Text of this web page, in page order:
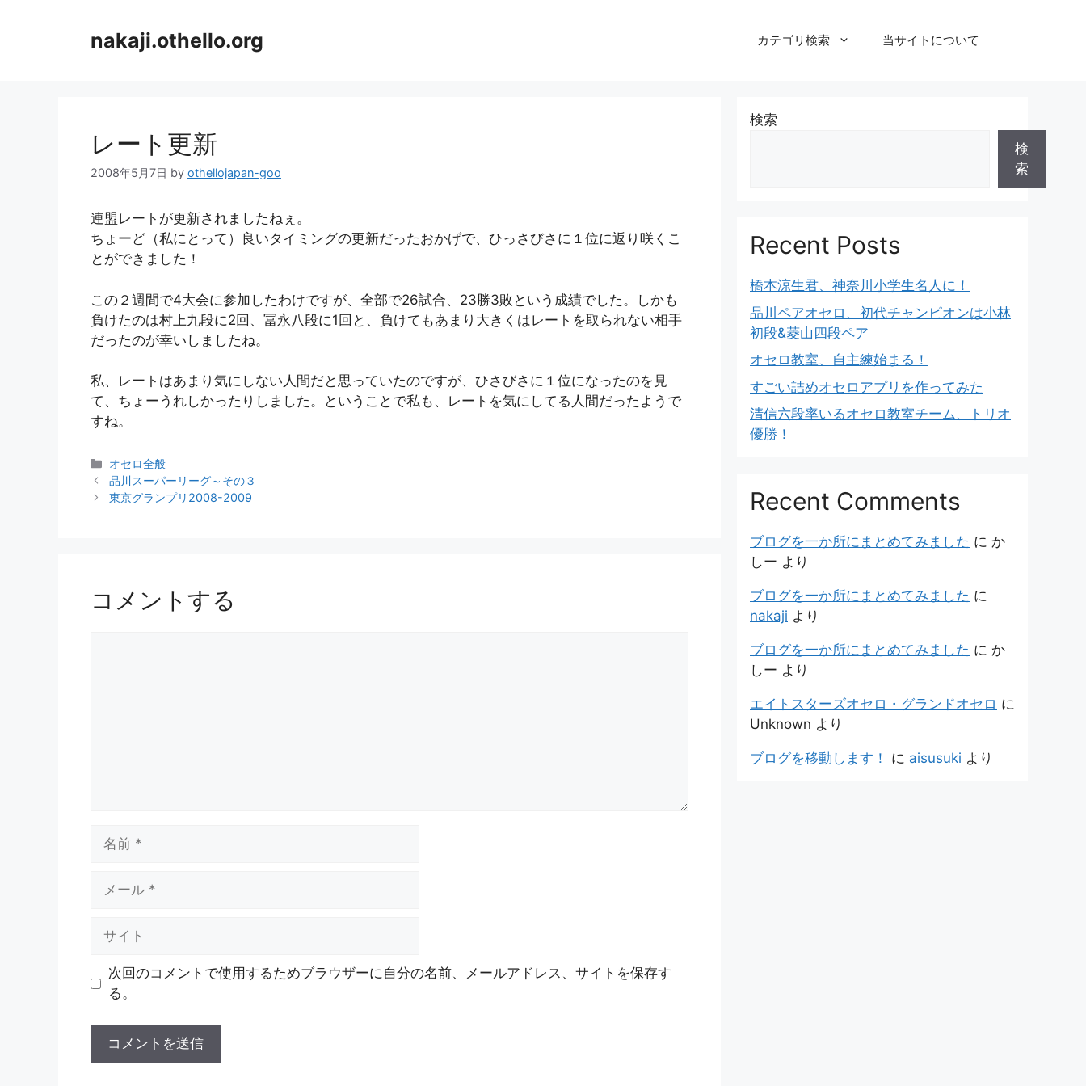
nakaji.othello.org カテゴリ検索 当サイトについて
レート更新
2008年5月7日 by othellojapan-goo
連盟レートが更新されましたねぇ。
ちょーど（私にとって）良いタイミングの更新だったおかげで、ひっさびさに１位に返り咲くこ
とができました！
この２週間で4大会に参加したわけですが、全部で26試合、23勝3敗という成績でした。しかも
負けたのは村上九段に2回、冨永八段に1回と、負けてもあまり大きくはレートを取られない相手
だったのが幸いしましたね。
私、レートはあまり気にしない人間だと思っていたのですが、ひさびさに１位になったのを見
て、ちょーうれしかったりしました。ということで私も、レートを気にしてる人間だったようで
すね。
カ
テ
ゴ
オセロ全般
品川スーパーリーグ～その３
東京グランプリ2008-2009
コメントする
次回のコメントで使用するためブラウザーに自分の名前、メールアドレス、サイトを保存す
る。
検索
検
索
Recent Posts
橋本涼生君、神奈川小学生名人に！
品川ペアオセロ、初代チャンピオンは小林
初段&菱山四段ペア
オセロ教室、自主練始まる！
すごい詰めオセロアプリを作ってみた
清信六段率いるオセロ教室チーム、トリオ
優勝！
Recent Comments
ブログを一か所にまとめてみました に か
しー より
ブログを一か所にまとめてみました に
nakaji より
ブログを一か所にまとめてみました に か
しー より
エイトスターズオセロ・グランドオセロ に
Unknown より
ブログを移動します！ に aisusuki より